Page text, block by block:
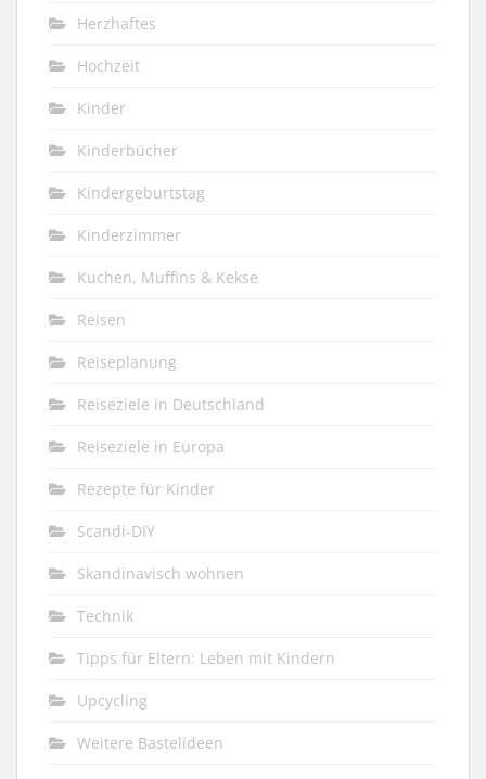
Herzhaftes
Hochzeit
Kinder
Kinderbücher
Kindergeburtstag
Kinderzimmer
Kuchen, Muffins & Kekse
Reisen
Reiseplanung
Reiseziele in Deutschland
Reiseziele in Europa
Rezepte für Kinder
Scandi-DIY
Skandinavisch wohnen
Technik
Tipps für Eltern: Leben mit Kindern
Upcycling
Weitere Bastelideen